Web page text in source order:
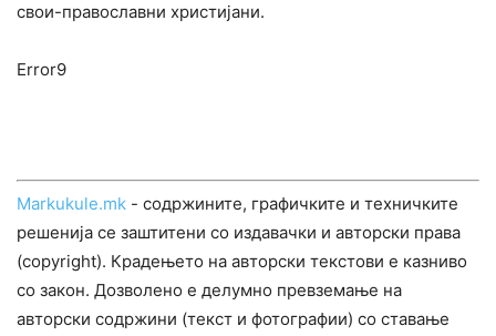
свои-православни христијани.
Error9
Markukule.mk - содржините, графичките и техничките
решенија се заштитени со издавачки и авторски права
(copyright). Крадењето на авторски текстови е казниво
со закон. Дозволено е делумно превземање на
авторски содржини (текст и фотографии) со ставање